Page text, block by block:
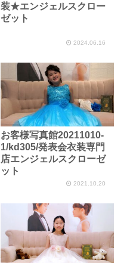
装★エンジェルスクロー
ゼット
2024.06.16
お客様写真館20211010-
1/kd305/発表会衣装専門
店エンジェルスクローゼ
ット
2021.10.20